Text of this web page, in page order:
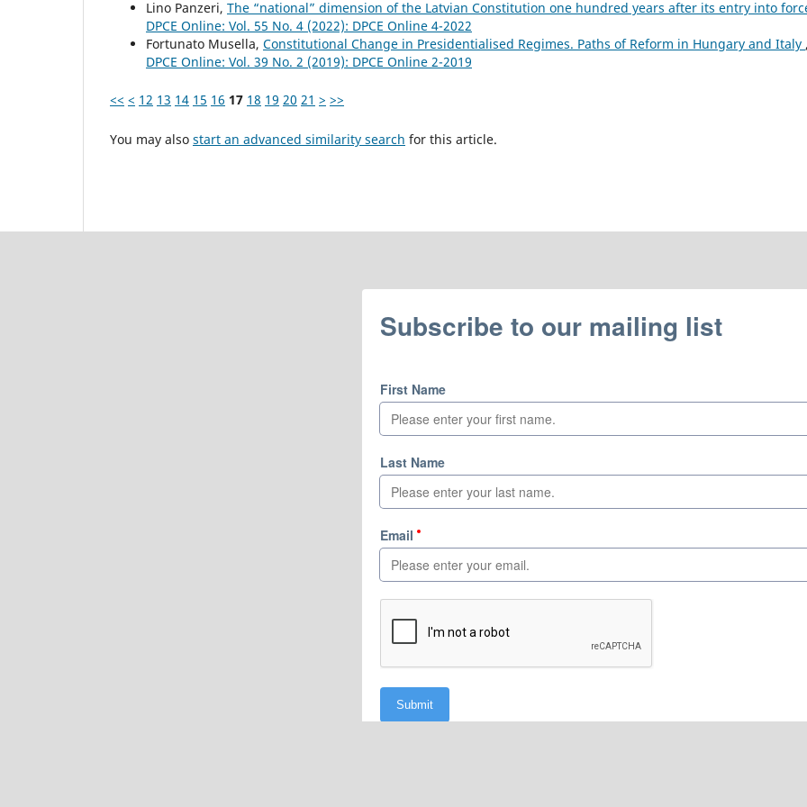
Lino Panzeri, The “national” dimension of the Latvian Constitution one hundred years after its entry into
DPCE Online: Vol. 55 No. 4 (2022): DPCE Online 4-2022
Fortunato Musella, Constitutional Change in Presidentialised Regimes. Paths of Reform in Hungary and Italy ,
DPCE Online: Vol. 39 No. 2 (2019): DPCE Online 2-2019
<< < 12 13 14 15 16 17 18 19 20 21 > >>
You may also start an advanced similarity search for this article.